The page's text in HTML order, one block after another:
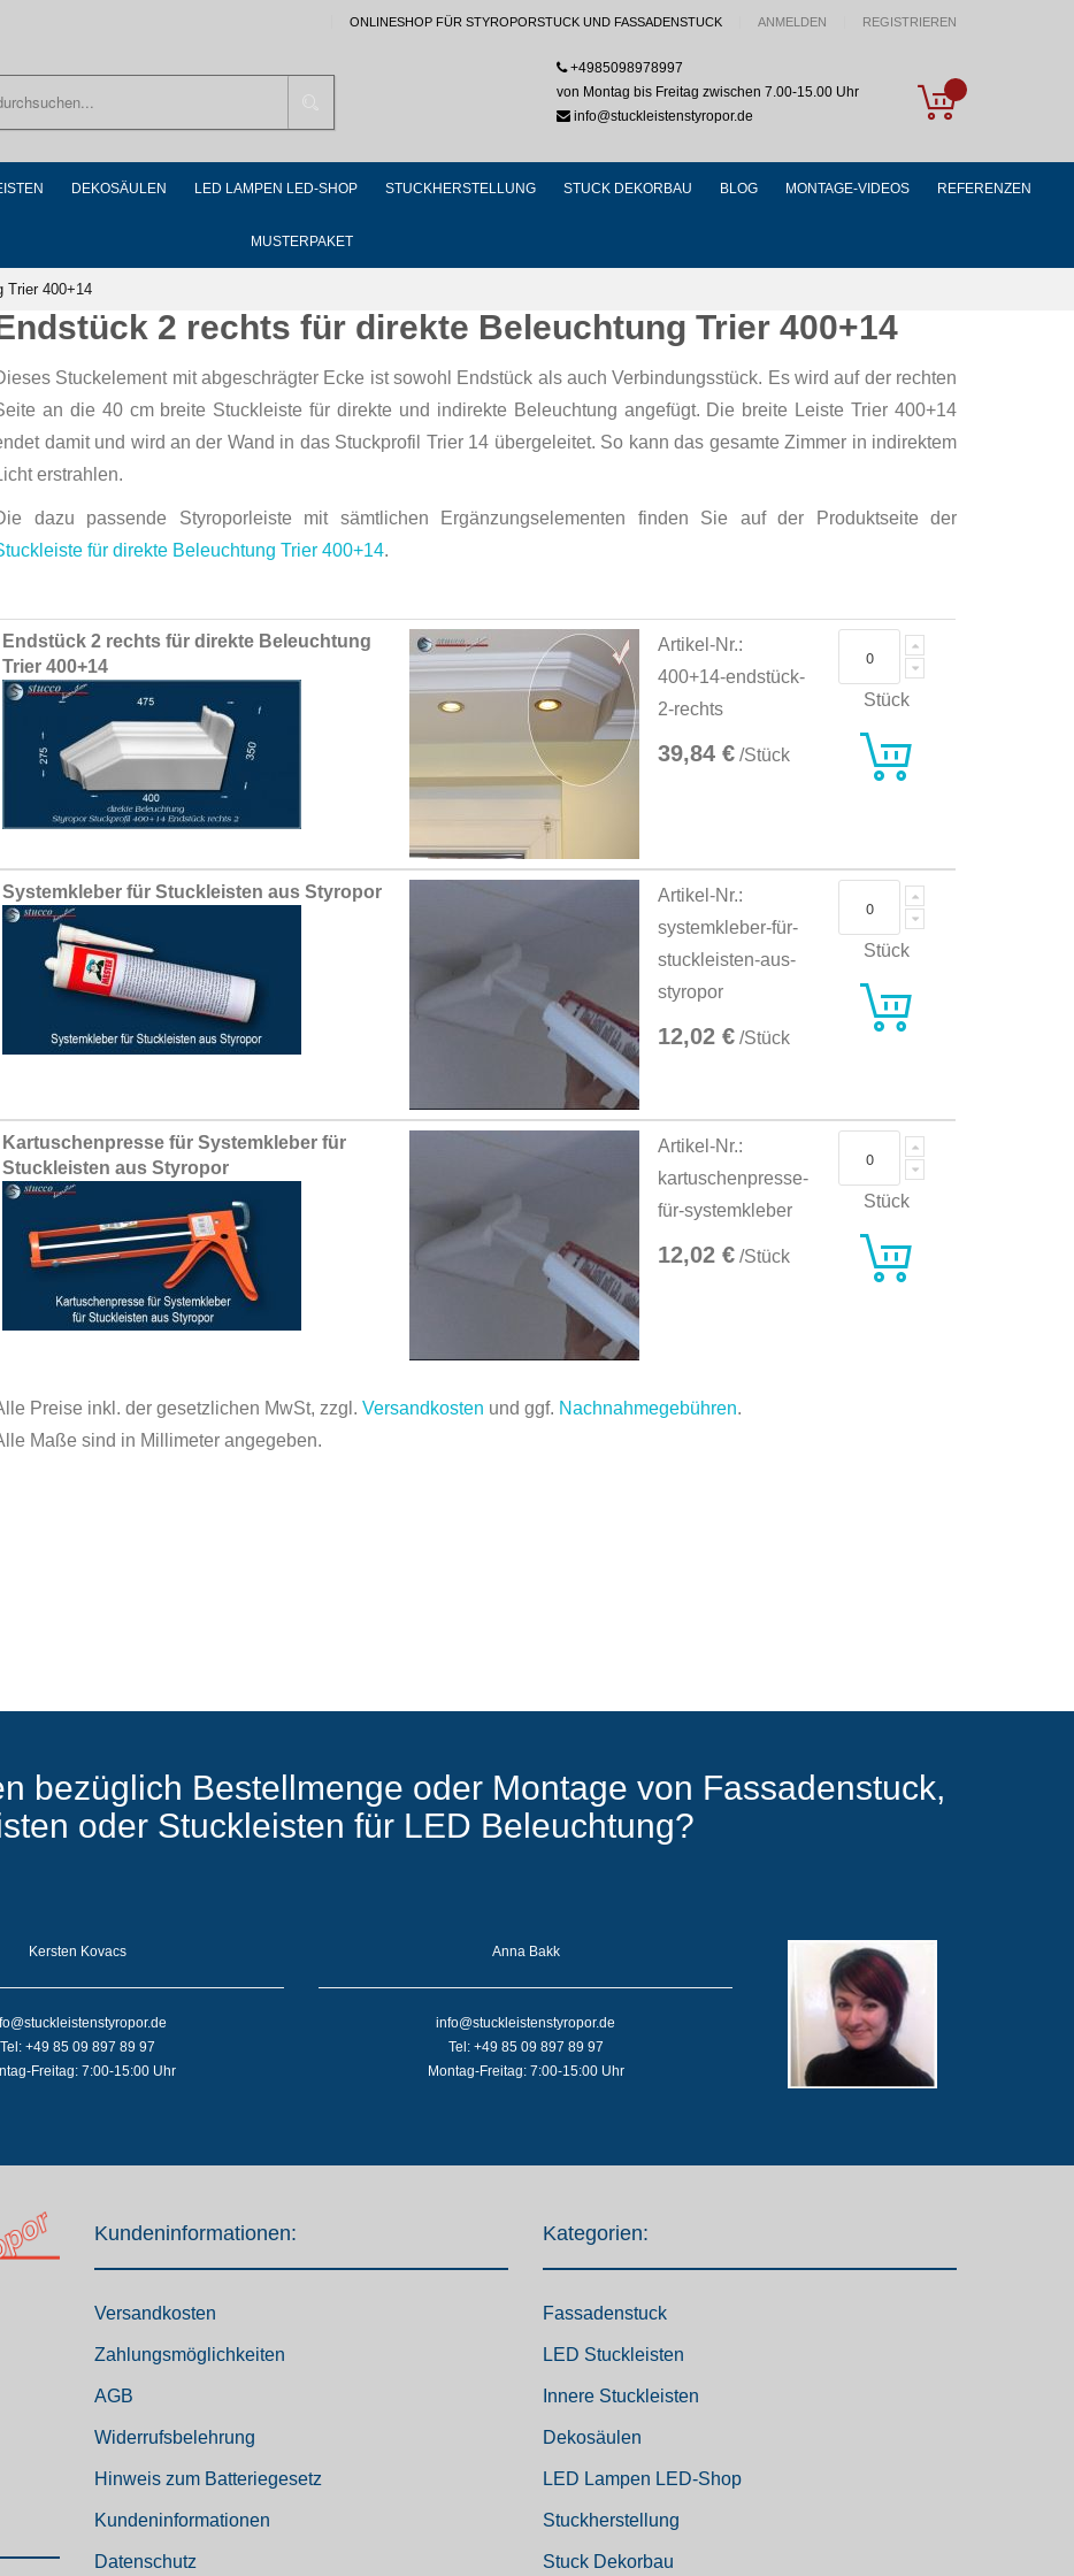
ONLINESHOP FÜR STYROPORSTUCK UND FASSADENSTUCK ANMELDEN REGISTRIEREN
My Cart
+4985098978997
von Montag bis Freitag zwischen 7.00-15.00 Uhr
info@stuckleistenstyropor.de
DEKOSÄULEN LED LAMPEN LED-SHOP STUCKHERSTELLUNG STUCK DEKORBAU BLOG MONTAGE-VIDEOS REFERENZEN
MUSTERPAKET
Trier 400+14
2 rechts für direkte Beleuchtung Trier 400+14
Stuckelement mit abgeschrägter Ecke ist sowohl Endstück als auch Verbindungsstück. Es wird auf der rechten
an die 40 cm breite Stuckleiste für direkte und indirekte Beleuchtung angefügt. Die breite Leiste Trier 400+14
damit und wird an der Wand in das Stuckprofil Trier 14 übergeleitet. So kann das gesamte Zimmer in indirektem
erstrahlen.
dazu passende Styroporleiste mit sämtlichen Ergänzungselementen finden Sie auf der Produktseite der
für direkte Beleuchtung Trier 400+14.
Grouped
product
items
Endstück 2 rechts für direkte Beleuchtung
Trier 400+14
Artikel-Nr.:
400+14-endstück-
2-rechts
39,84 € /Stück
Stück
Systemkleber für Stuckleisten aus Styropor
Artikel-Nr.:
systemkleber-für-
stuckleisten-aus-
styropor
12,02 € /Stück
Stück
Kartuschenpresse für Systemkleber für
Stuckleisten aus Styropor
Artikel-Nr.:
kartuschenpresse-
für-systemkleber
12,02 € /Stück
Stück
Preise inkl. der gesetzlichen MwSt, zzgl.Versandkosten und ggf. Nachnahmegebühren.
Maße sind in Millimeter angegeben.
bezüglich Bestellmenge oder Montage von Fassadenstuck,
oder Stuckleisten für LED Beleuchtung?
Kersten Kovacs
Tel: +49 85 09 897 89 97
Freitag: 7:00-15:00 Uhr
Anna Bakk
info@stuckleistenstyropor.de
Tel: +49 85 09 897 89 97
Montag-Freitag: 7:00-15:00 Uhr
Kundeninformationen:
Versandkosten
Zahlungsmöglichkeiten
AGB
Widerrufsbelehrung
Hinweis zum Batteriegesetz
Kundeninformationen
Datenschutz
Kategorien:
Fassadenstuck
LED Stuckleisten
Innere Stuckleisten
Dekosäulen
LED Lampen LED-Shop
Stuckherstellung
Stuck Dekorbau